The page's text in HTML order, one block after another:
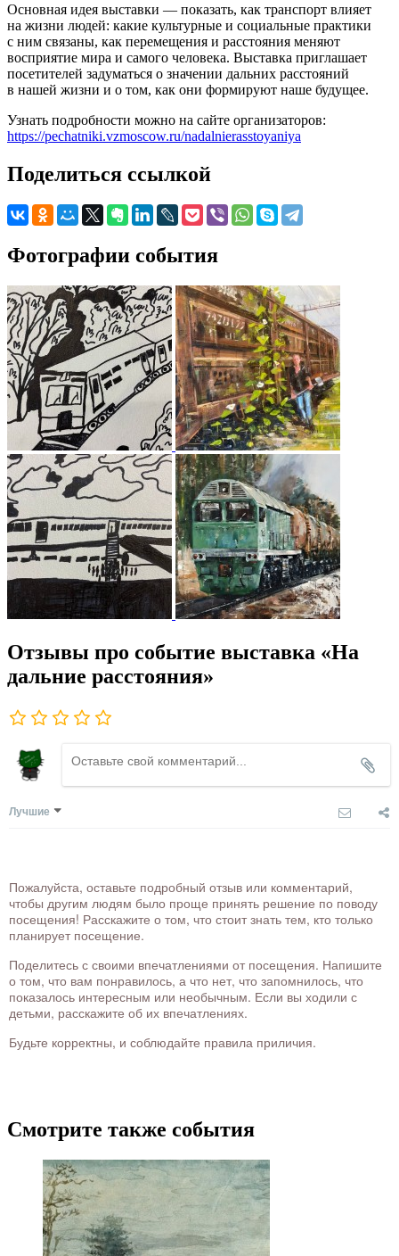
Основная идея выставки — показать, как транспорт влияет
на жизни людей: какие культурные и социальные практики
с ним связаны, как перемещения и расстояния меняют
восприятие мира и самого человека. Выставка приглашает
посетителей задуматься о значении дальних расстояний
в нашей жизни и о том, как они формируют наше будущее.
Узнать подробности можно на сайте организаторов:
https://pechatniki.vzmoscow.ru/nadalnierasstoyaniya
Поделиться ссылкой
Фотографии события
Отзывы про событие выставка «На
дальние расстояния»
Лучшие
Пожалуйста, оставьте подробный отзыв или комментарий,
чтобы другим людям было проще принять решение по поводу
посещения! Расскажите о том, что стоит знать тем, кто только
планирует посещение.
Поделитесь с своими впечатлениями от посещения. Напишите
о том, что вам понравилось, а что нет, что запомнилось, что
показалось интересным или необычным. Если вы ходили с
детьми, расскажите об их впечатлениях.
Будьте корректны, и соблюдайте правила приличия.
Смотрите также события